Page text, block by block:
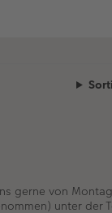
gerne von
unter der